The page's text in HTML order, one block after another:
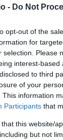
- Do Not
opt-out of the
for
selection. Please
interest-
to third
of your
This information
Participants that
that this website/
but not